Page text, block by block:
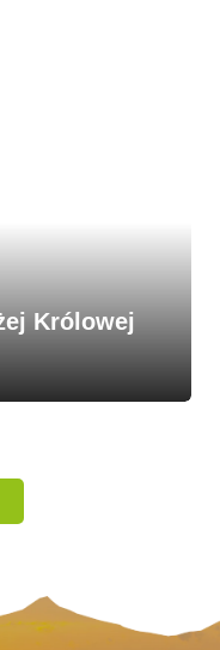
Królowej